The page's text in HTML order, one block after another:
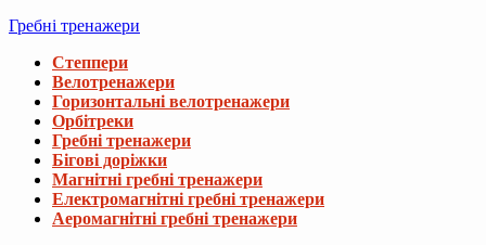
Гребні тренажери
Степпери
Велотренажери
Горизонтальні велотренажери
Орбітреки
Гребні тренажери
Бігові доріжки
Магнітні гребні тренажери
Електромагнітні гребні тренажери
Аеромагнітні гребні тренажери